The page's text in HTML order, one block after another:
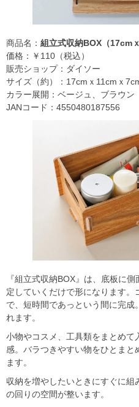
商品名： 組立式収納BOX（17cm
価格：￥110（税込）
販売ショップ：ダイソー
サイズ（約）：17cmｘ11cmｘ
カラー展開：ベージュ、ブラウン
JANコード：4550480187556
『組立式収納BOX』は、底板に
定していくだけで形になります
で、短時間であっという間に完
れます。
小物やコスメ、工具類をまとめ
感。バラつきやすい物をひとま
ます。
収納を増やしたいときにすぐに
の回りの空間が整います。